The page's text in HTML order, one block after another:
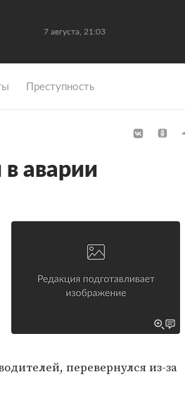
7 августа, 21:03
Преступность
аварии
перевернулся из-за